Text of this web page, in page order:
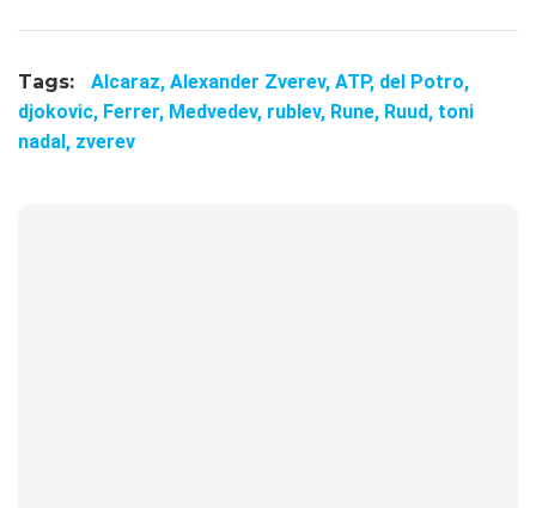
Tags: Alcaraz, Alexander Zverev, ATP, del Potro,
djokovic, Ferrer, Medvedev, rublev, Rune, Ruud, toni
nadal, zverev